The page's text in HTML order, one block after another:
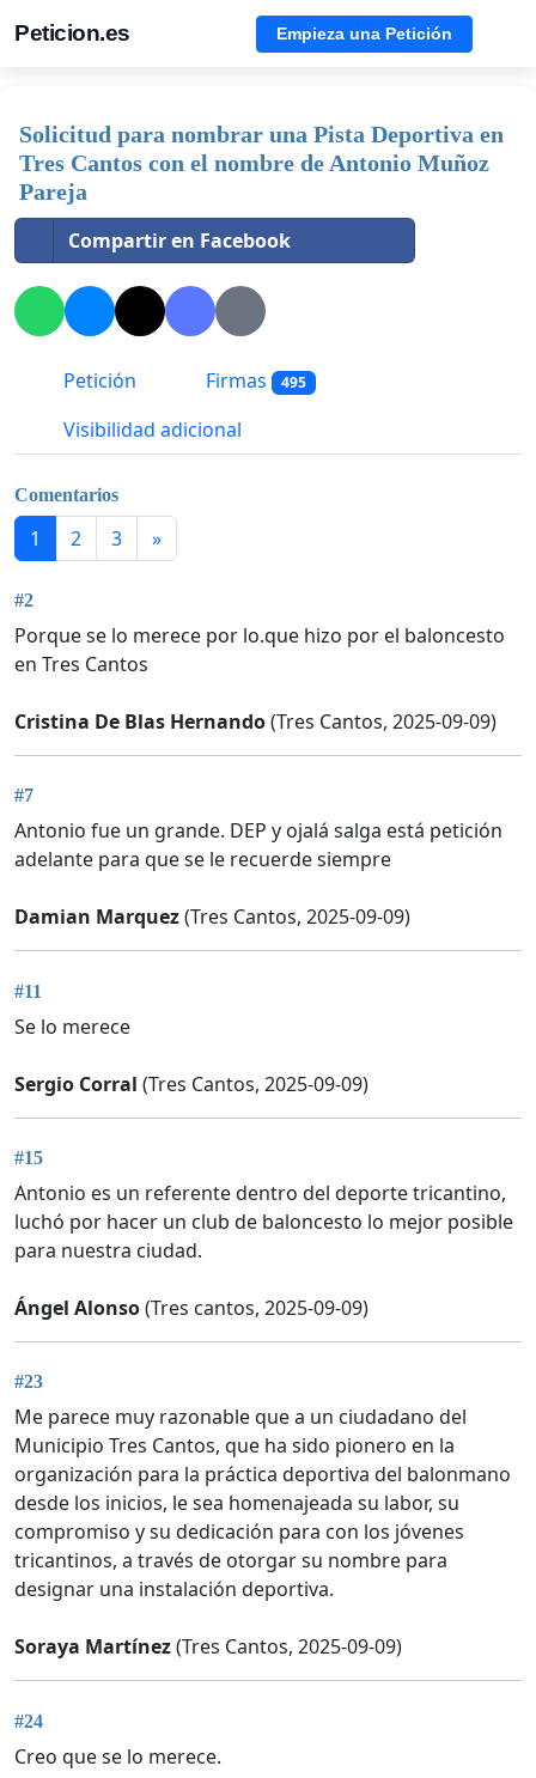
Peticion.es Empieza una Petición
Solicitud para nombrar una Pista Deportiva en
Tres Cantos con el nombre de Antonio Muñoz
Pareja
Compartir en Facebook
Petición Firmas 495
Visibilidad adicional
Comentarios
1 2 3 »
#2
Porque se lo merece por lo.que hizo por el baloncesto
en Tres Cantos
Cristina De Blas Hernando(Tres Cantos, 2025-09-09)
#7
Antonio fue un grande. DEP y ojalá salga está petición
adelante para que se le recuerde siempre
Damian Marquez(Tres Cantos, 2025-09-09)
#11
Se lo merece
Sergio Corral (Tres Cantos, 2025-09-09)
#15
Antonio es un referente dentro del deporte tricantino,
luchó por hacer un club de baloncesto lo mejor posible
para nuestra ciudad.
Ángel Alonso(Tres cantos, 2025-09-09)
#23
Me parece muy razonable que a un ciudadano del
Municipio Tres Cantos, que ha sido pionero en la
organización para la práctica deportiva del balonmano
desde los inicios, le sea homenajeada su labor, su
compromiso y su dedicación para con los jóvenes
tricantinos, a través de otorgar su nombre para
designar una instalación deportiva.
Soraya Martínez(Tres Cantos, 2025-09-09)
#24
Creo que se lo merece.